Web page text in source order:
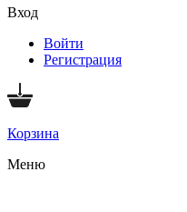
Вход
Войти
Регистрация
Корзина
Меню